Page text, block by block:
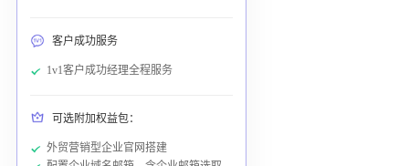
客户成功服务
1v1客户成功经理全程服务
可选附加权益包：
外贸营销型企业官网搭建